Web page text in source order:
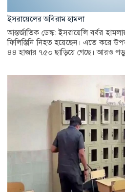
ইসরায়েলের অবিরাম হামলা
আন্তর্জাতিক ডেস্ক: ইসরায়েলি বর্বর
ফিলিস্তিনি নিহত হয়েছেন। এতে করে
৪৪ হাজার ৭৫০ ছাড়িয়ে গেছে। আরও